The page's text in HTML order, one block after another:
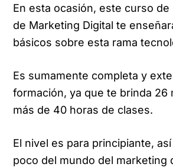
En esta ocasión, este curso de
de Marketing Digital te
básicos sobre esta rama
Es sumamente completa y
formación, ya que te brinda 26
más de 40 horas de clases.
El nivel es para principiante,
poco del mundo del marketing